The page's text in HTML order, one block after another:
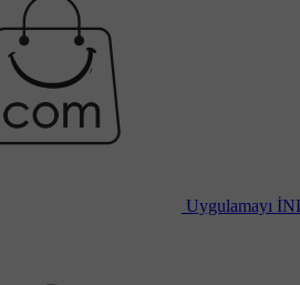
Uygulamayı